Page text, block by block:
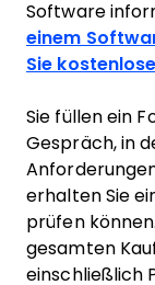
Software
einem
Sie
Sie füllen ein
Gespräch, in
erhalten Sie
prüfen
gesamten
einschließlich